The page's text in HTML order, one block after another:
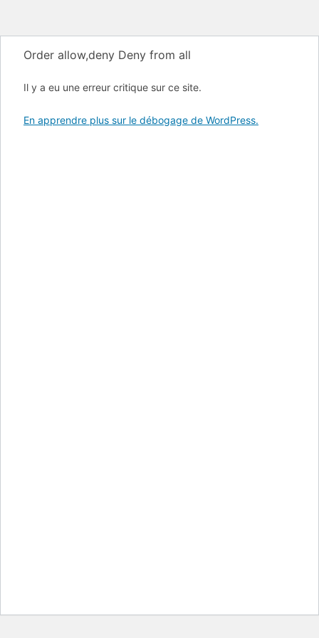
Order allow,deny Deny from all
Il y a eu une erreur critique sur ce site.
En apprendre plus sur le débogage de WordPress.